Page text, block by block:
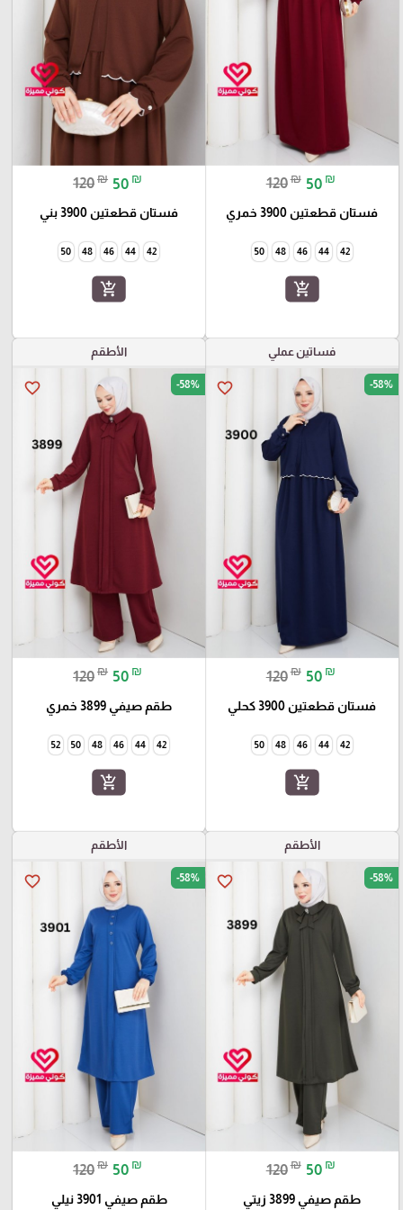
120₪ 50 ₪
فستان قطعتين 3900 خمري
42
44
46
48
50
add_shopping_cart
120₪ 50 ₪
فستان قطعتين 3900 بني
42
44
46
48
50
add_shopping_cart
فساتين عملي
favorite_border -58%
120₪ 50 ₪
فستان قطعتين 3900 كحلي
42
44
46
48
50
add_shopping_cart
الأطقم
favorite_border -58%
120₪ 50 ₪
طقم صيفي 3899 خمري
42
44
46
48
50
52
add_shopping_cart
الأطقم
favorite_border -58%
120₪ 50 ₪
طقم صيفي 3899 زيتي
الأطقم
favorite_border -58%
120₪ 50 ₪
طقم صيفي 3901 نيلي